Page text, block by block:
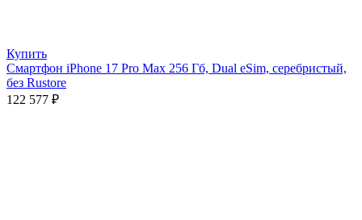
Купить
Смартфон iPhone 17 Pro Max 256 Гб, Dual eSim, серебристый,
без Rustore
122 577 ₽